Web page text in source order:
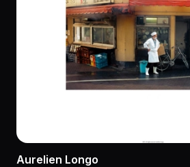
Aurelien Longo